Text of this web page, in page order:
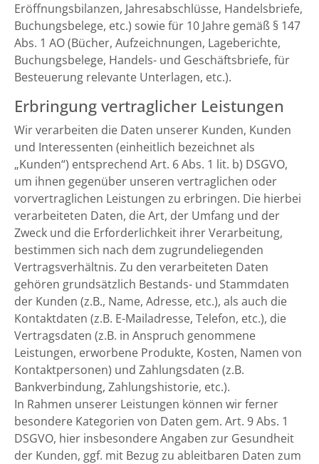
Eröffnungsbilanzen, Jahresabschlüsse, Handelsbriefe,
Buchungsbelege, etc.) sowie für 10 Jahre gemäß § 147
Abs. 1 AO (Bücher, Aufzeichnungen, Lageberichte,
Buchungsbelege, Handels- und Geschäftsbriefe, für
Besteuerung relevante Unterlagen, etc.).
Erbringung vertraglicher Leistungen
Wir verarbeiten die Daten unserer Kunden, Kunden
und Interessenten (einheitlich bezeichnet als
„Kunden“) entsprechend Art. 6 Abs. 1 lit. b) DSGVO,
um ihnen gegenüber unseren vertraglichen oder
vorvertraglichen Leistungen zu erbringen. Die hierbei
verarbeiteten Daten, die Art, der Umfang und der
Zweck und die Erforderlichkeit ihrer Verarbeitung,
bestimmen sich nach dem zugrundeliegenden
Vertragsverhältnis. Zu den verarbeiteten Daten
gehören grundsätzlich Bestands- und Stammdaten
der Kunden (z.B., Name, Adresse, etc.), als auch die
Kontaktdaten (z.B. E-Mailadresse, Telefon, etc.), die
Vertragsdaten (z.B. in Anspruch genommene
Leistungen, erworbene Produkte, Kosten, Namen von
Kontaktpersonen) und Zahlungsdaten (z.B.
Bankverbindung, Zahlungshistorie, etc.).
In Rahmen unserer Leistungen können wir ferner
besondere Kategorien von Daten gem. Art. 9 Abs. 1
DSGVO, hier insbesondere Angaben zur Gesundheit
der Kunden, ggf. mit Bezug zu ableitbaren Daten zum